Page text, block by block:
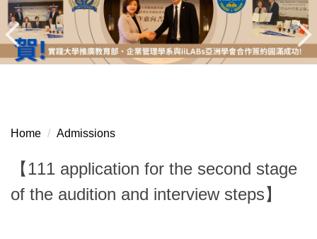
Home Admissions
【111 application for the second stage
of the audition and interview steps】